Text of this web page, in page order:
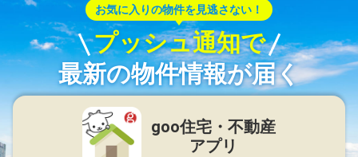
お気に入りの物件を見逃さない！
プッシュ通知で
最新の物件情報が届く
goo住宅・不動産
アプリ